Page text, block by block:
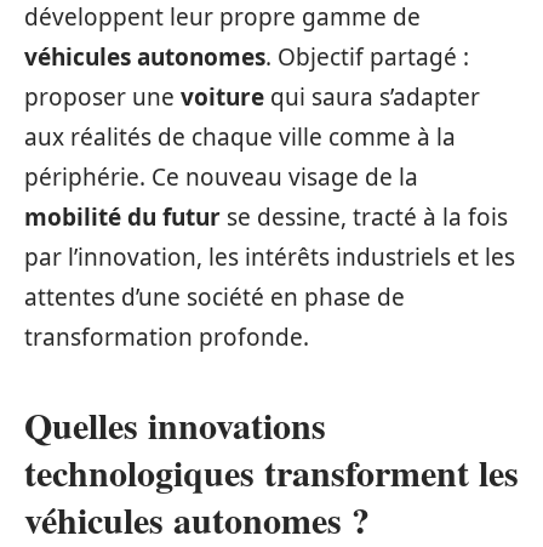
développent leur propre gamme de
véhicules autonomes. Objectif partagé :
proposer une voiture qui saura s’adapter
aux réalités de chaque ville comme à la
périphérie. Ce nouveau visage de la
mobilité du futur se dessine, tracté à la fois
par l’innovation, les intérêts industriels et les
attentes d’une société en phase de
transformation profonde.
Quelles innovations
technologiques transforment les
véhicules autonomes ?